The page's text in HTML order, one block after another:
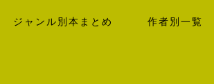
ジャンル別本まとめ 作者別一覧